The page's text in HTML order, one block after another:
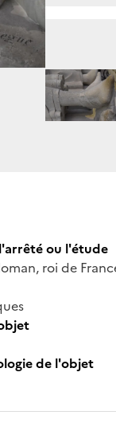
ou l'étude
roi de
de l'objet